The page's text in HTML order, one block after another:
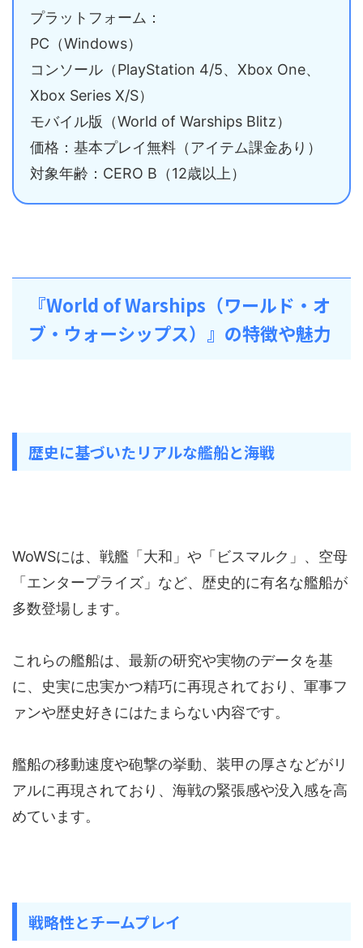
プラットフォーム：
PC（Windows）
コンソール（PlayStation 4/5、Xbox One、
Xbox Series X/S）
モバイル版（World of Warships Blitz）
価格：基本プレイ無料（アイテム課金あり）
対象年齢：CERO B（12歳以上）
『World of Warships（ワールド・オ
ブ・ウォーシップス）』の特徴や魅力
歴史に基づいたリアルな艦船と海戦
WoWSには、戦艦「大和」や「ビスマルク」、空母
「エンタープライズ」など、歴史的に有名な艦船が
多数登場します。
これらの艦船は、最新の研究や実物のデータを基
に、史実に忠実かつ精巧に再現されており、軍事フ
ァンや歴史好きにはたまらない内容です。
艦船の移動速度や砲撃の挙動、装甲の厚さなどがリ
アルに再現されており、海戦の緊張感や没入感を高
めています。
戦略性とチームプレイ